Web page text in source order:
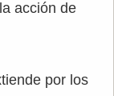
acción de
por los